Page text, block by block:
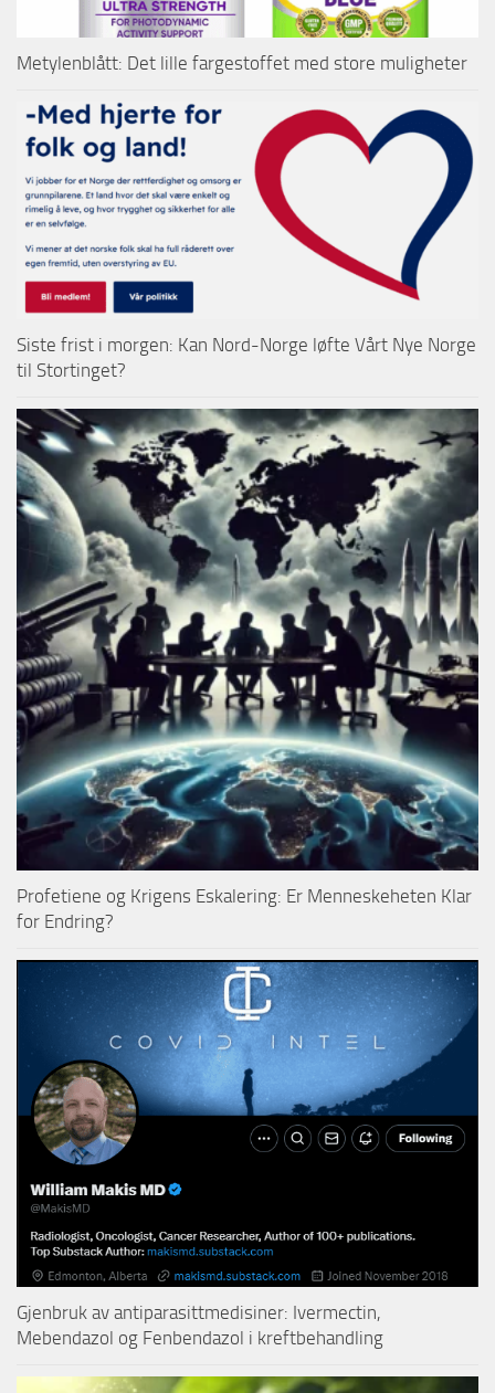
Metylenblått: Det lille fargestoffet med store muligheter
Siste frist i morgen: Kan Nord-Norge løfte Vårt Nye Norge
til Stortinget?
Profetiene og Krigens Eskalering: Er Menneskeheten Klar
for Endring?
Gjenbruk av antiparasittmedisiner: Ivermectin,
Mebendazol og Fenbendazol i kreftbehandling